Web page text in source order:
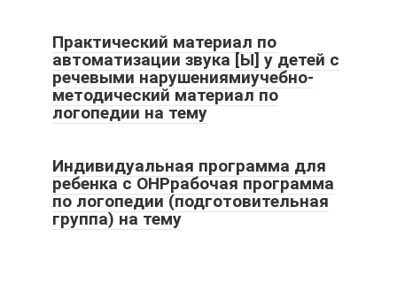
Практический материал по
автоматизации звука [Ы] у детей с
речевыми нарушениямиучебно-
методический материал по
логопедии на тему
Индивидуальная программа для
ребенка с ОНРрабочая программа
по логопедии (подготовительная
группа) на тему